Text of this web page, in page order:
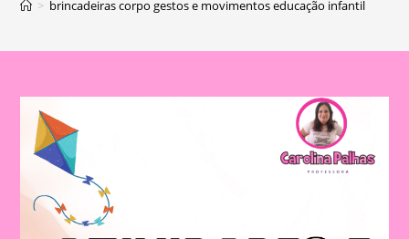
> brincadeiras corpo gestos e movimentos educação infantil